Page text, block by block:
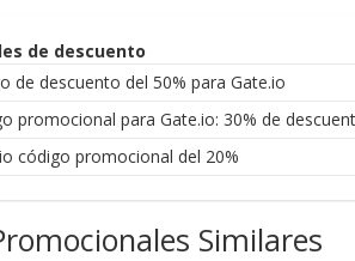
de descuento
de descuento del 50% para Gate.io
promocional para Gate.io: 30% de
código promocional del 20%
Similares